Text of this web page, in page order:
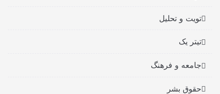
تویت و تحلیل
تیتر یک
جامعه و فرهنگ
حقوق بشر